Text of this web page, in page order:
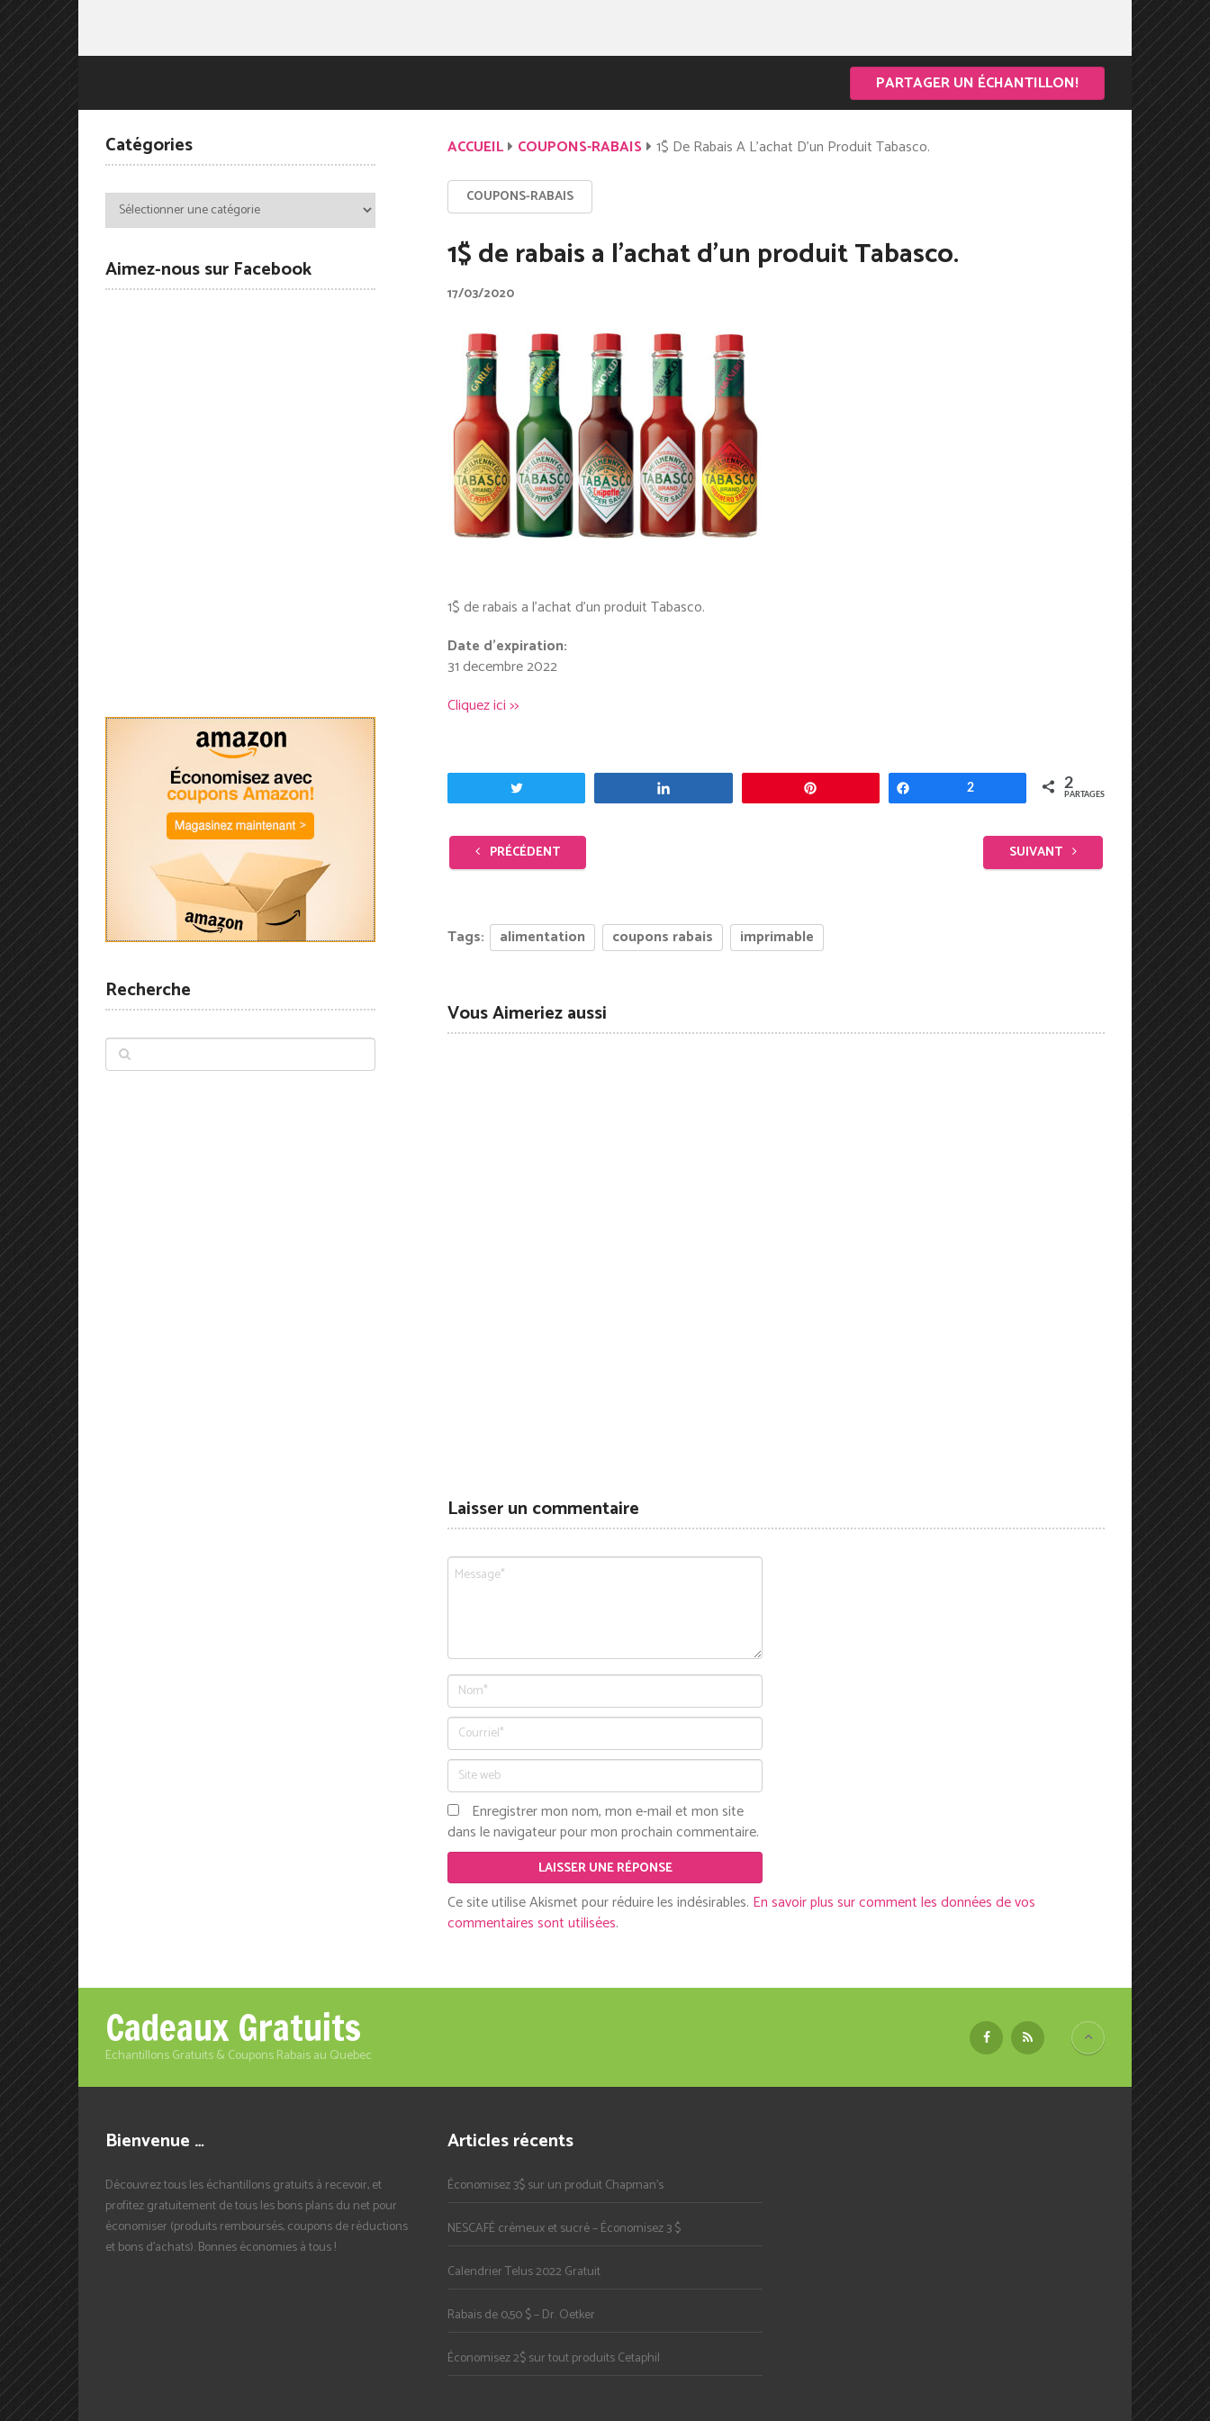
PARTAGER UN ÉCHANTILLON!
ACCUEIL COUPONS-RABAIS 1$ De Rabais A L’achat D’un Produit Tabasco.
COUPONS-RABAIS
1$ de rabais a l’achat d’un produit Tabasco.
17/03/2020
1$ de rabais a l’achat d’un produit Tabasco.
Date d’expiration:
31 decembre 2022
Cliquez ici >>
Partagez2 2
PARTAGES
PRÉCÉDENT SUIVANT
Tags: alimentation coupons rabais imprimable
Vous Aimeriez aussi
Laisser un commentaire
Enregistrer mon nom, mon e-mail et mon site
dans le navigateur pour mon prochain commentaire.
Ce site utilise Akismet pour réduire les indésirables. En savoir plus sur comment les données de vos
commentaires sont utilisées.
Catégories
Catégories
Aimez-nous sur Facebook
Recherche
Cadeaux Gratuits
Echantillons Gratuits & Coupons Rabais au Quebec
Bienvenue …
Découvrez tous les échantillons gratuits à recevoir, et
profitez gratuitement de tous les bons plans du net pour
économiser (produits remboursés, coupons de réductions
et bons d'achats). Bonnes économies à tous !
Articles récents
Économisez 3$ sur un produit Chapman’s
NESCAFÉ crémeux et sucré – Économisez 3 $
Calendrier Telus 2022 Gratuit
Rabais de 0,50 $ – Dr. Oetker
Économisez 2$ sur tout produits Cetaphil